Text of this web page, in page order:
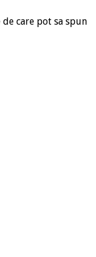
care pot sa spun